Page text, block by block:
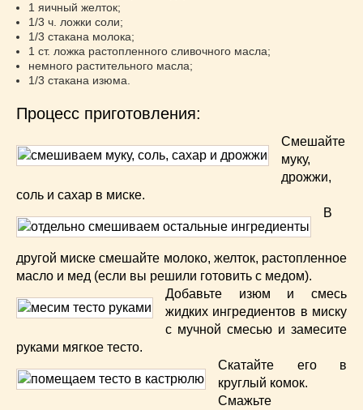
Советы(42)
Соусы(8)
Супы(45)
Торты(52)
Фасоль(20)
Французская кухня(22)
Что приготовить из тыквы
Что приготовить на завтрак?(68)
Что приготовить на ужин?(254)
Японская кухня(16)
1 яичный желток;
1/3 ч. ложки соли;
1/3 стакана молока;
1 ст. ложка растопленного сливочного масла;
немного растительного масла;
1/3 стакана изюма.
Процесс приготовления:
Смешайте
муку,
дрожжи,
соль и сахар в миске.
В
другой миске смешайте молоко, желток, растопленное
масло и мед (если вы решили готовить с медом).
Добавьте изюм и смесь
жидких ингредиентов в миску
с мучной смесью и замесите
руками мягкое тесто.
Скатайте его в
круглый комок.
Смажьте